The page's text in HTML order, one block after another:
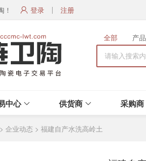
！ 登录 注册
全部 产品
中心 供货商 采购商
> 企业动态 > 福建自产水洗高岭土